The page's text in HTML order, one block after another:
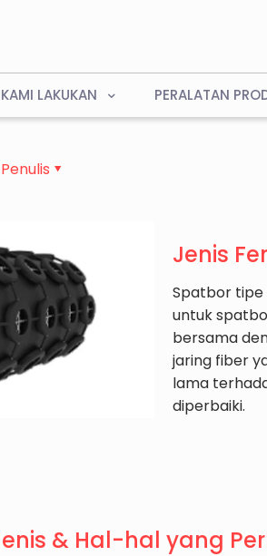
LAKUKAN PERALATAN
Penulis
Jenis
Spatbor tipe
untuk
bersama
jaring fiber
lama
diperbaiki.
& Hal-hal yang